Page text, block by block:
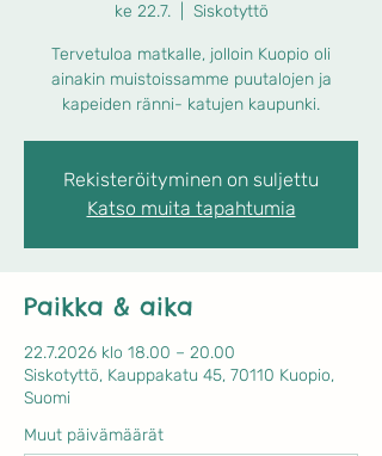
ke 22.7.
  |
Siskotyttö
Tervetuloa matkalle, jolloin Kuopio oli
ainakin muistoissamme puutalojen ja
kapeiden ränni- katujen kaupunki.
Rekisteröityminen on suljettu
Katso muita tapahtumia
Paikka & aika
22.7.2026 klo 18.00 – 20.00
Siskotyttö, Kauppakatu 45, 70110 Kuopio,
Suomi
Muut päivämäärät